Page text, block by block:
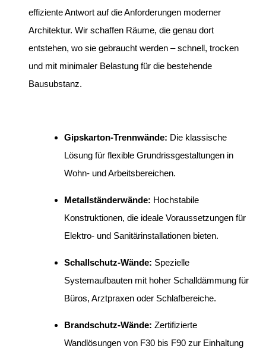
effiziente Antwort auf die Anforderungen moderner
Architektur. Wir schaffen Räume, die genau dort
entstehen, wo sie gebraucht werden – schnell, trocken
und mit minimaler Belastung für die bestehende
Bausubstanz.
Gipskarton-Trennwände: Die klassische
Lösung für flexible Grundrissgestaltungen in
Wohn- und Arbeitsbereichen.
Metallständerwände: Hochstabile
Konstruktionen, die ideale Voraussetzungen für
Elektro- und Sanitärinstallationen bieten.
Schallschutz-Wände: Spezielle
Systemaufbauten mit hoher Schalldämmung für
Büros, Arztpraxen oder Schlafbereiche.
Brandschutz-Wände: Zertifizierte
Wandlösungen von F30 bis F90 zur Einhaltung